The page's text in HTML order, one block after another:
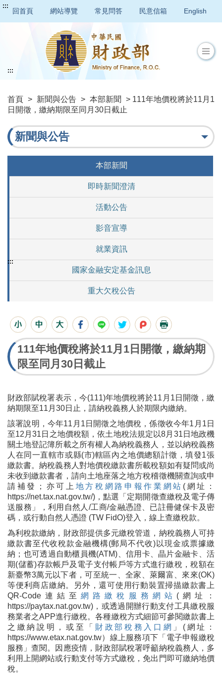
:::
回首頁 網站導覽 常見問答 民意信箱 English
首頁 > 新聞與公告 > 本部新聞
> 111年地價稅將於11月1
日開徵，繳納期限至同月30日截止
:::
新聞與公告
本部新聞
即時新聞澄清
活動公告
影音宣導
就業資訊
國家金融安定基金訊息
重大欠稅公告
:::
111年地價稅將於11月1日開徵，繳納期
限至同月30日截止
財政部賦稅署表示，今(111)年地價稅將於11月1日開徵，繳
納期限至11月30日止，請納稅義務人於期限內繳納。
該署說明，今年11月1日開徵之地價稅，係徵收今年1月1日
至12月31日之地價稅額，依土地稅法規定以8月31日地政機
關土地登記簿所載之所有權人為納稅義務人，並以納稅義務
人在同一直轄市或縣(市)轄區內之地價總額計徵，填發1張
繳款書。納稅義務人對地價稅繳款書所載稅額如有疑問或尚
未收到繳款書者，請向土地座落之地方稅稽徵機關查詢或申
請補發；亦可上 地方稅網路申報作業網站 (網址：
https://net.tax.nat.gov.tw/)，點選「定期開徵查繳稅及電子傳
送服務」，利用自然人/工商/金融憑證、已註冊健保卡及密
碼，或行動自然人憑證 (TW FidO)登入，線上查繳稅款。
為利稅款繳納，財政部提供多元繳稅管道，納稅義務人可持
繳款書至代收稅款金融機構(郵局不代收)以現金或票據繳
納；也可透過自動櫃員機(ATM)、信用卡、晶片金融卡、活
期(儲蓄)存款帳戶及電子支付帳戶等方式進行繳稅，稅額在
新臺幣3萬元以下者，可至統一、全家、萊爾富、來來(OK)
等便利商店繳納。另外，還可使用行動裝置掃描繳款書上
QR-Code連結至網路繳稅服務網站 (網址：
https://paytax.nat.gov.tw)，或透過開辦行動支付工具繳稅服
務業者之APP進行繳稅。各種繳稅方式細節可參閱繳款書上
之繳納說明，或至「 財政部稅務入口網
」(網址：
https://www.etax.nat.gov.tw）線上服務項下「電子申報繳稅
服務」查閱。因應疫情，財政部賦稅署呼籲納稅義務人，多
利用上開網站或行動支付等方式繳稅，免出門即可繳納地價
稅。